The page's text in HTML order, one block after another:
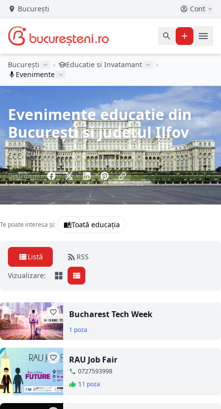
București Cont
București › Educatie si Invatamant
›
Evenimente
Evenimente educatie din
București și județul Ilfov
48 rezultate
Distribuie:
Te poate interesa și: Toată educația
Listă
RSS
Vizualizare:
Bucharest Tech Week
1 poza
RAU Job Fair
0727593998
1 1 poza